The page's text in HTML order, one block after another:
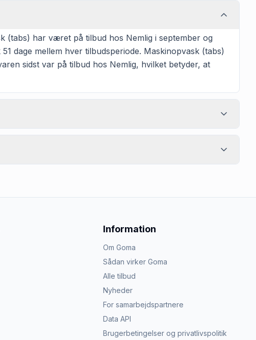
(tabs) har været på tilbud hos Nemlig i september og
dage mellem hver tilbudsperiode. Maskinopvask (tabs)
sidst var på tilbud hos Nemlig, hvilket betyder, at
Information
Om Goma
Sådan virker Goma
Alle tilbud
Nyheder
For samarbejdspartnere
Data API
Brugerbetingelser og privatlivspolitik